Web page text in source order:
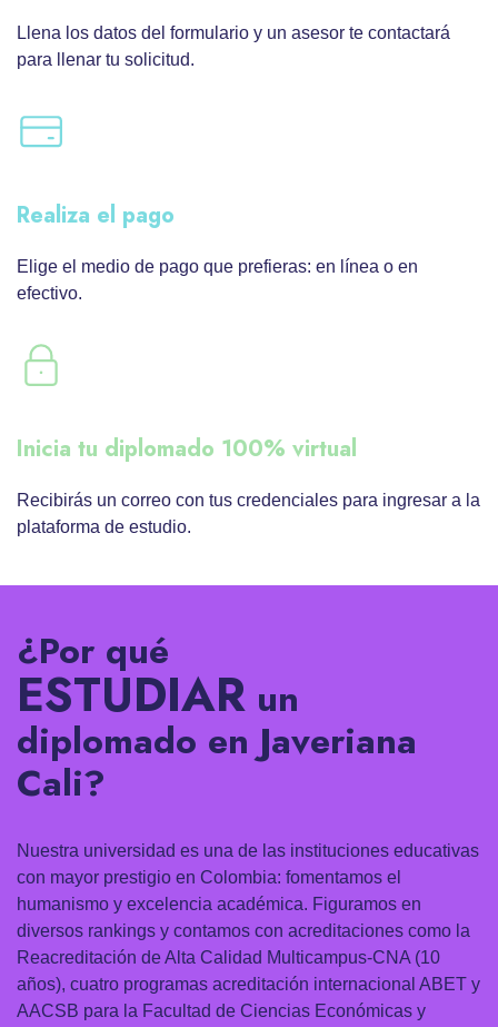
Llena los datos del formulario y un asesor te contactará
para llenar tu solicitud.
Realiza el pago
Elige el medio de pago que prefieras: en línea o en
efectivo.
Inicia tu diplomado 100% virtual
Recibirás un correo con tus credenciales para ingresar a la
plataforma de estudio.
¿Por qué
ESTUDIAR un
diplomado en Javeriana
Cali?
Nuestra universidad es una de las instituciones educativas
con mayor prestigio en Colombia: fomentamos el
humanismo y excelencia académica. Figuramos en
diversos rankings y contamos con acreditaciones como la
Reacreditación de Alta Calidad Multicampus-CNA (10
años), cuatro programas acreditación internacional ABET y
AACSB para la Facultad de Ciencias Económicas y